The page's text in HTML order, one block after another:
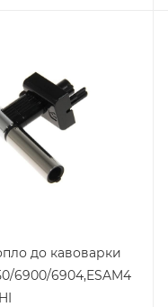
до кавоварки
6900/